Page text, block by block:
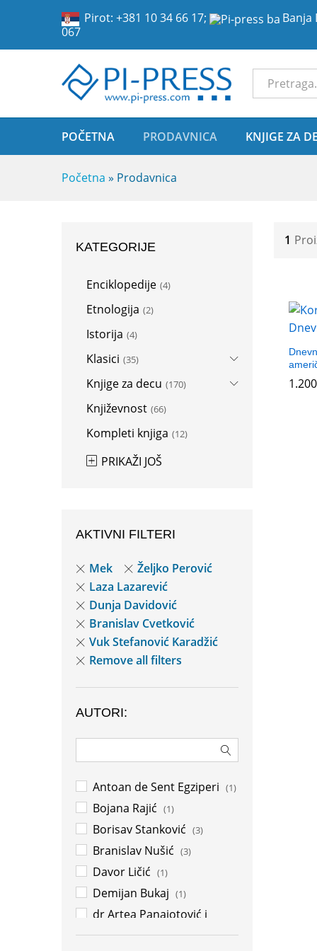
Pirot: +381 10 34 66 17; Banja
067
Sve
POČETNA PRODAVNICA KNJIGE ZA
Početna » Prodavnica
1
KATEGORIJE
Enciklopedije (4)
Etnologija (2)
Istorija (4)
Klasici (35)
Knjige za decu (170)
Književnost (66)
Kompleti knjiga (12)
PRIKAŽI JOŠ
AKTIVNI FILTERI
Mek
Željko Perović
Laza Lazarević
Dunja Davidović
Branislav Cvetković
Vuk Stefanović Karadžić
Remove all filters
AUTORI:
Antoan de Sent Egziperi (1)
Bojana Rajić (1)
Borisav Stanković (3)
Branislav Nušić (3)
Davor Ličić (1)
Demijan Bukaj (1)
dr Artea Panajotović i